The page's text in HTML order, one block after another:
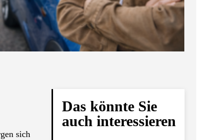
sich
Das könnte Sie
auch interessieren